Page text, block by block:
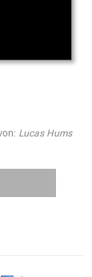
Lucas Hums